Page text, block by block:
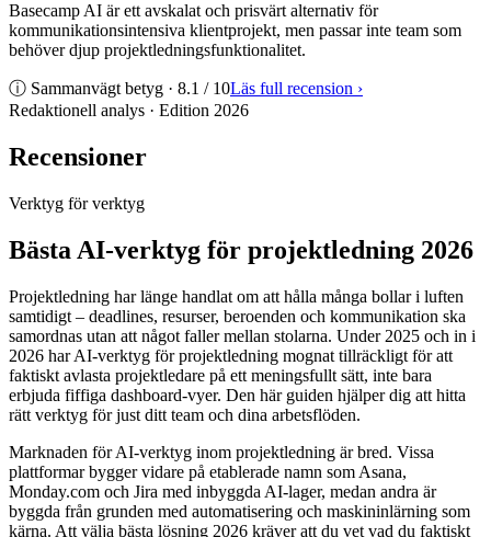
Basecamp AI är ett avskalat och prisvärt alternativ för
kommunikationsintensiva klientprojekt, men passar inte team som
behöver djup projektledningsfunktionalitet.
ⓘ Sammanvägt betyg · 8.1 / 10Läs full recension ›
Redaktionell analys · Edition 2026
Recensioner
Verktyg för verktyg
Bästa AI-verktyg för projektledning 2026
Projektledning har länge handlat om att hålla många bollar i luften
samtidigt – deadlines, resurser, beroenden och kommunikation ska
samordnas utan att något faller mellan stolarna. Under 2025 och in i
2026 har AI-verktyg för projektledning mognat tillräckligt för att
faktiskt avlasta projektledare på ett meningsfullt sätt, inte bara
erbjuda fiffiga dashboard-vyer. Den här guiden hjälper dig att hitta
rätt verktyg för just ditt team och dina arbetsflöden.
Marknaden för AI-verktyg inom projektledning är bred. Vissa
plattformar bygger vidare på etablerade namn som Asana,
Monday.com och Jira med inbyggda AI-lager, medan andra är
byggda från grunden med automatisering och maskininlärning som
kärna. Att välja bästa lösning 2026 kräver att du vet vad du faktiskt